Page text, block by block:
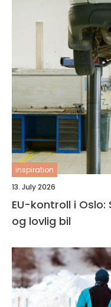
inspiration
13. July 2026
EU-kontroll i
og lovlig bil